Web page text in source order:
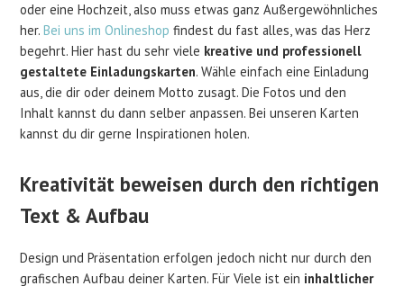
oder eine Hochzeit, also muss etwas ganz Außergewöhnliches
her.Bei uns im Onlineshop findest du fast alles, was das Herz
begehrt. Hier hast du sehr viele kreative und professionell
gestaltete Einladungskarten. Wähle einfach eine Einladung
aus, die dir oder deinem Motto zusagt. Die Fotos und den
Inhalt kannst du dann selber anpassen. Bei unseren Karten
kannst du dir gerne Inspirationen holen.
Kreativität beweisen durch den richtigen
Text & Aufbau
Design und Präsentation erfolgen jedoch nicht nur durch den
grafischen Aufbau deiner Karten. Für Viele ist ein inhaltlicher